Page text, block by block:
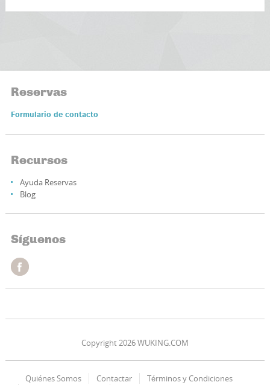
Reservas
Formulario de contacto
Recursos
Ayuda Reservas
Blog
Síguenos
Copyright 2026 WUKING.COM
Quiénes Somos Contactar
Términos y Condiciones